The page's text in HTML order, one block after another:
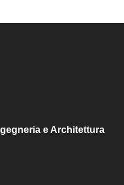
e Architettura